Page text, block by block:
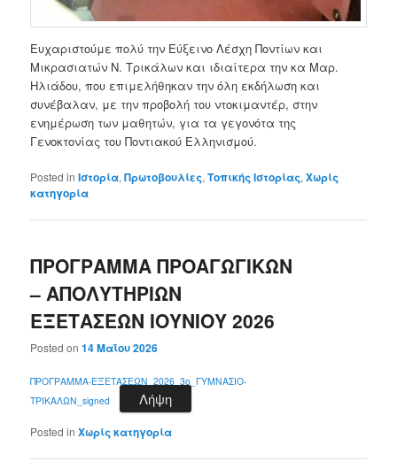
Ευχαριστούμε πολύ την Εύξεινο Λέσχη Ποντίων και
Μικρασιατών Ν. Τρικάλων και ιδιαίτερα την κα Μαρ.
Ηλιάδου, που επιμελήθηκαν την όλη εκδήλωση και
συνέβαλαν, με την προβολή του ντοκιμαντέρ, στην
ενημέρωση των μαθητών, για τα γεγονότα της
Γενοκτονίας του Ποντιακού Ελληνισμού.
Posted in Ιστορία,Πρωτοβουλίες,Τοπικής Ιστορίας,Χωρίς
κατηγορία
ΠΡΟΓΡΑΜΜΑ ΠΡΟΑΓΩΓΙΚΩΝ
– ΑΠΟΛΥΤΗΡΙΩΝ
ΕΞΕΤΑΣΕΩΝ ΙΟΥΝΙΟΥ 2026
Posted on14 Μαΐου 2026
ΠΡΟΓΡΑΜΜΑ-ΕΞΕΤΑΣΕΩΝ_2026_3ο_ΓΥΜΝΑΣΙΟ-
ΤΡΙΚΑΛΩΝ_signed
Λήψη
Posted in Χωρίς κατηγορία